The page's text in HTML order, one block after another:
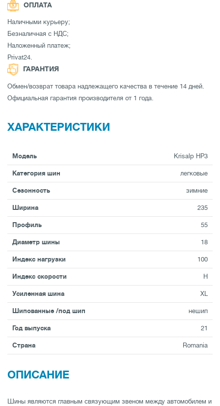
ОПЛАТА
Наличными курьеру;
Безналичная с НДС;
Наложенный платеж;
Privat24.
ГАРАНТИЯ
Обмен/возврат товара надлежащего качества в течение 14 дней.
Официальная гарантия производителя от 1 года.
ХАРАКТЕРИСТИКИ
Модель Krisalp HP3
Категория шин легковые
Сезонность зимние
Ширина 235
Профиль 55
Диаметр шины 18
Индекс нагрузки 100
Индекс скорости H
Усиленная шина XL
Шипованные /под шип нешип
Год выпуска 21
Страна Romania
ОПИСАНИЕ
Шины являются главным связующим звеном между автомобилем и